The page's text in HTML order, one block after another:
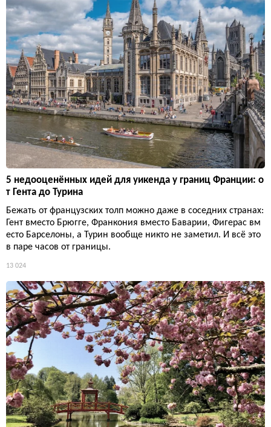
5 недооценённых идей для уикенда у границ Франции: о
т Гента до Турина
Бежать от французских толп можно даже в соседних странах:
Гент вместо Брюгге, Франкония вместо Баварии, Фигерас вм
есто Барселоны, а Турин вообще никто не заметил. И всё это
в паре часов от границы.
13 024